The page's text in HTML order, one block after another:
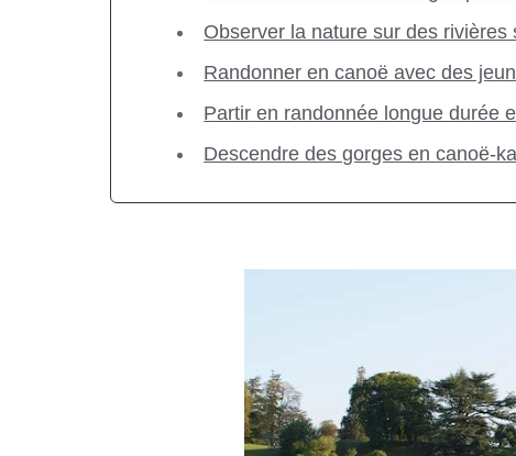
Observer la nature sur des rivières
​Randonner en canoë avec des
Partir en randonnée longue durée
​Descendre des gorges en canoë-